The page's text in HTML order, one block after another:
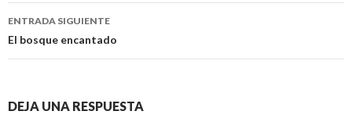
la
entrada
ENTRADA SIGUIENTE
El bosque encantado
DEJA UNA RESPUESTA